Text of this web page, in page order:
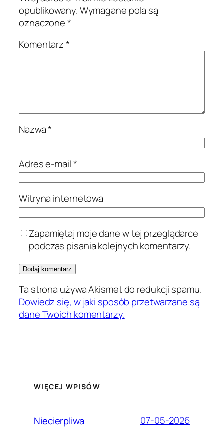
opublikowany.Wymagane pola są
oznaczone*
Komentarz*
Nazwa*
Adres e-mail*
Witryna internetowa
Zapamiętaj moje dane w tej przeglądarce
podczas pisania kolejnych komentarzy.
Ta strona używa Akismet do redukcji spamu.
Dowiedz się, w jaki sposób przetwarzane są
dane Twoich komentarzy.
WIĘCEJ WPISÓW
Niecierpliwa 07-05-2026